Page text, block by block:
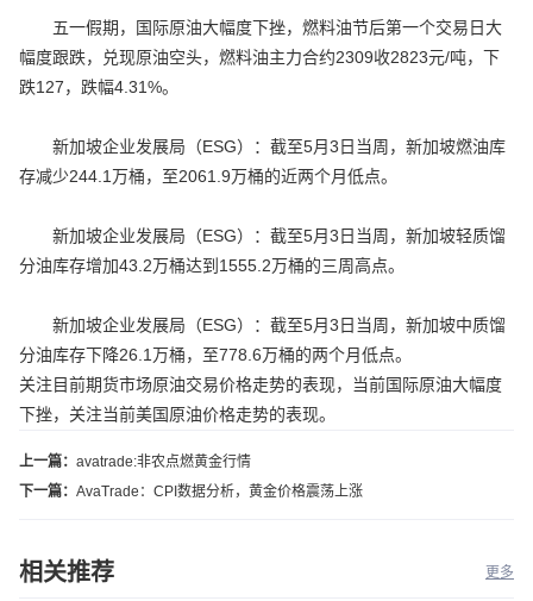
五一假期，国际原油大幅度下挫，燃料油节后第一个交易日大
幅度跟跌，兑现原油空头，燃料油主力合约2309收2823元/吨，下
跌127，跌幅4.31%。
新加坡企业发展局（ESG）：截至5月3日当周，新加坡燃油库
存减少244.1万桶，至2061.9万桶的近两个月低点。
新加坡企业发展局（ESG）：截至5月3日当周，新加坡轻质馏
分油库存增加43.2万桶达到1555.2万桶的三周高点。
新加坡企业发展局（ESG）：截至5月3日当周，新加坡中质馏
分油库存下降26.1万桶，至778.6万桶的两个月低点。
关注目前期货市场原油交易价格走势的表现，当前国际原油大幅度
下挫，关注当前美国原油价格走势的表现。
上一篇： avatrade:非农点燃黄金行情
下一篇： AvaTrade：CPI数据分析，黄金价格震荡上涨
相关推荐 更多